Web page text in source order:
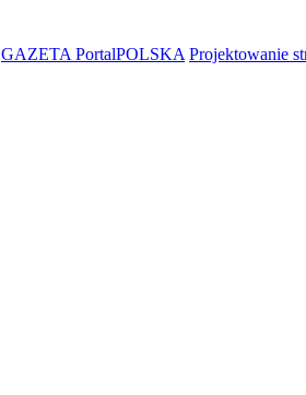
GAZETA PortalPOLSKA Projektowanie